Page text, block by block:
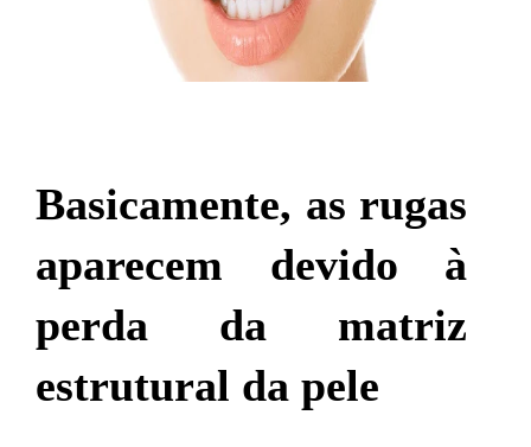
Basicamente, as rugas
aparecem devido à
perda da matriz
estrutural da pele